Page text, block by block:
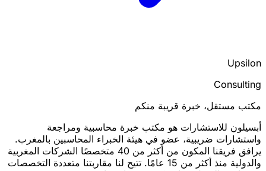
Upsilon
Consulting
مكتب مستقل، خبرة قريبة منكم
أبسيلون للاستشارات هو مكتب خبرة محاسبية ومراجعة
واستشارات ضريبية، عضو في هيئة الخبراء المحاسبين بالمغرب.
يرافق فريقنا المكون من أكثر من 40 متخصصًا الشركات المغربية
والدولية منذ أكثر من 15 عامًا. تتيح لنا مقاربتنا متعددة التخصصات